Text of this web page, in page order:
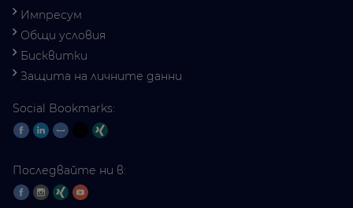
Импресум
Общи условия
Бисквитки
Защита на личните данни
Social Bookmarks:
Последвайте ни в: